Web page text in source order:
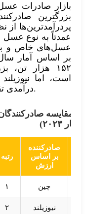
بازار صادرات
بزرگترین
پردرآمدترین‌ها از
عمدتاً به نوع
عسل‌های خاص و با
۱۵۲ هزار
درآمدی تقریباً معادل چین کسب کرده است.
جدول ۲: مقایسه
۲۰۲۳)
رتبه
صادرکننده
بر اساس
ارزش
۱ چین
۲ نیوزیلند